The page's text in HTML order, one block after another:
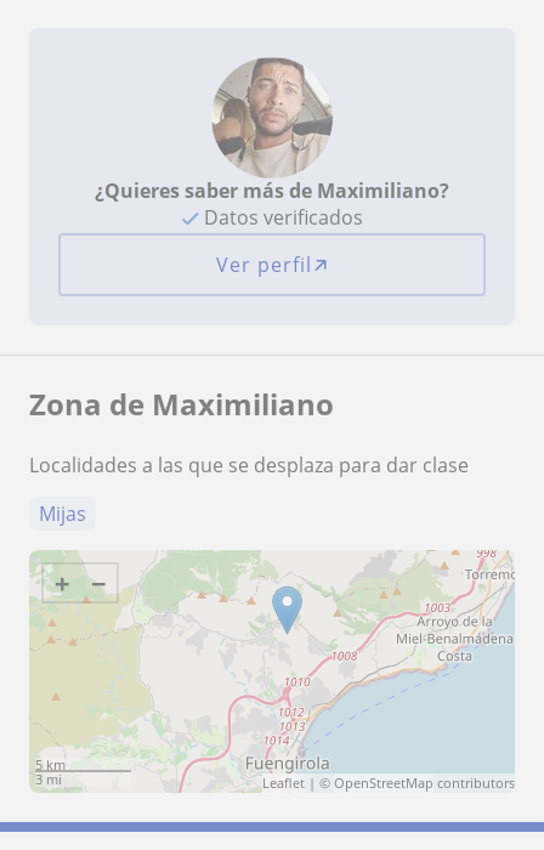
¿Quieres saber más de Maximiliano?
Datos verificados
Ver perfil
Zona de Maximiliano
Localidades a las que se desplaza para dar clase
Mijas
+ −
5 km
3 mi
Leaflet | © OpenStreetMap contributors